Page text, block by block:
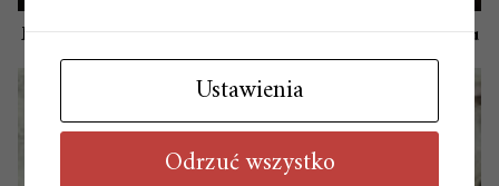
Magia figurkowych ozdób na świątecznym drzewku
Ustawienia
Odrzuć wszystko